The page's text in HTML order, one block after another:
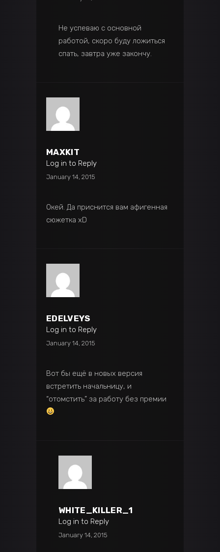
Не успеваю с основной
работой, скоро буду ложиться
спать, завтра уже закончу.
MAXKIT
Log in to Reply
January 14, 2015
Окей. Да приснится вам афигенная
сюжетка xD
EDELVEYS
Log in to Reply
January 14, 2015
Вот бы ещё в новых версия
встретить начальницу, и
“отомстить” за работу без премии
WHITE_KILLER_1
Log in to Reply
January 14, 2015